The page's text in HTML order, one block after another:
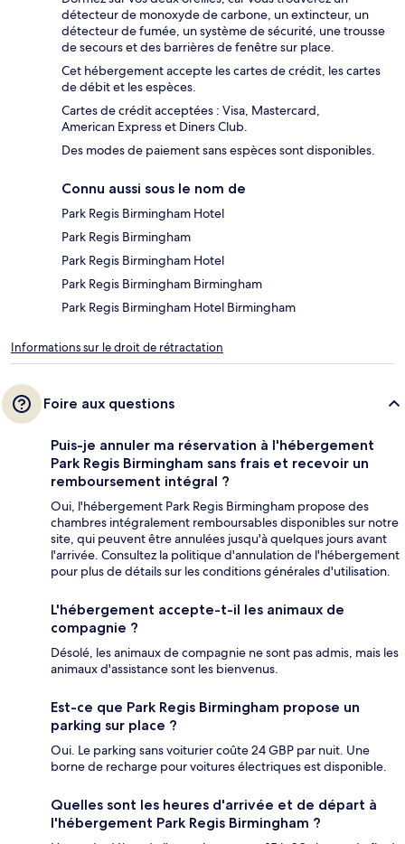
détecteur de monoxyde de carbone, un extincteur, un
détecteur de fumée, un système de sécurité, une trousse
de secours et des barrières de fenêtre sur place.
Cet hébergement accepte les cartes de crédit, les cartes
de débit et les espèces.
Cartes de crédit acceptées : Visa, Mastercard,
American Express et Diners Club.
Des modes de paiement sans espèces sont disponibles.
Connu aussi sous le nom de
Park Regis Birmingham Hotel
Park Regis Birmingham
Park Regis Birmingham Hotel
Park Regis Birmingham Birmingham
Park Regis Birmingham Hotel Birmingham
Informations sur le droit de rétractation
Foire aux questions
Puis-je annuler ma réservation à l'hébergement
Park Regis Birmingham sans frais et recevoir un
remboursement intégral ?
Oui, l'hébergement Park Regis Birmingham propose des
chambres intégralement remboursables disponibles sur notre
site, qui peuvent être annulées jusqu'à quelques jours avant
l'arrivée. Consultez la politique d'annulation de l'hébergement
pour plus de détails sur les conditions générales d'utilisation.
L'hébergement accepte-t-il les animaux de
compagnie ?
Désolé, les animaux de compagnie ne sont pas admis, mais les
animaux d'assistance sont les bienvenus.
Est-ce que Park Regis Birmingham propose un
parking sur place ?
Oui. Le parking sans voiturier coûte 24 GBP par nuit. Une
borne de recharge pour voitures électriques est disponible.
Quelles sont les heures d'arrivée et de départ à
l'hébergement Park Regis Birmingham ?